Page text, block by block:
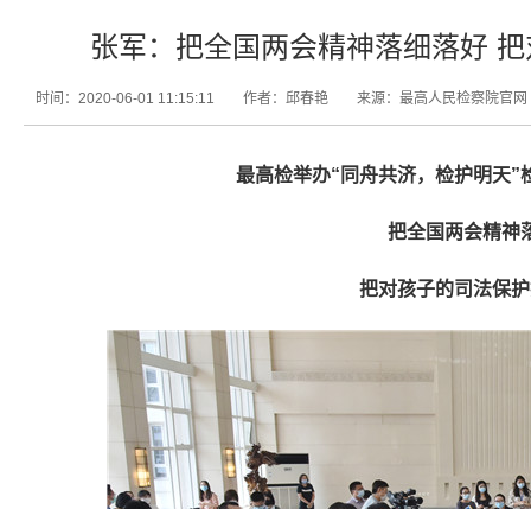
张军：把全国两会精神落细落好
时间：2020-06-01 11:15:11 作者：邱春艳 来源：最高人民检察院官网
最高检举办“同舟共济，检护明天”
把全国两会精神
把对孩子的司法保